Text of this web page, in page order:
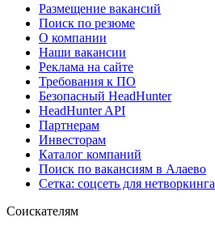
Размещение вакансий
Поиск по резюме
О компании
Наши вакансии
Реклама на сайте
Требования к ПО
Безопасный HeadHunter
HeadHunter API
Партнерам
Инвесторам
Каталог компаний
Поиск по вакансиям в Алаево
Сетка: соцсеть для нетворкинга
Соискателям